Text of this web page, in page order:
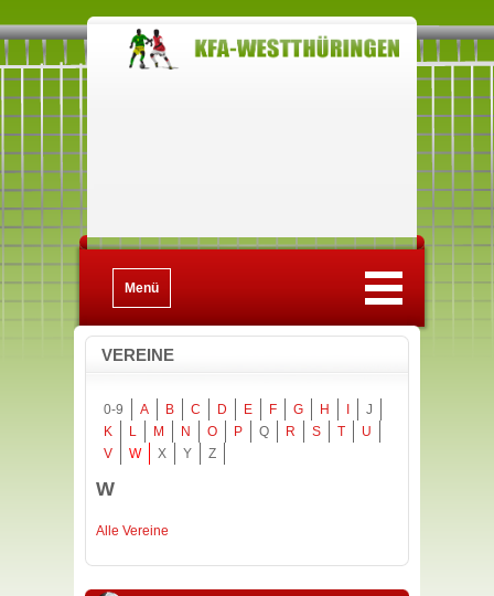
Menü
VEREINE
0-9 A B C D E F G H
J
K
L M N O P Q R S T
U
V
W X Y Z
W
Alle Vereine